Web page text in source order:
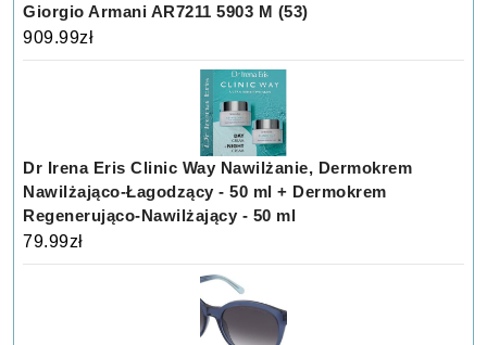
Giorgio Armani AR7211 5903 M (53)
909.99zł
Dr Irena Eris Clinic Way Nawilżanie, Dermokrem
Nawilżająco-Łagodzący - 50 ml + Dermokrem
Regenerująco-Nawilżający - 50 ml
79.99zł